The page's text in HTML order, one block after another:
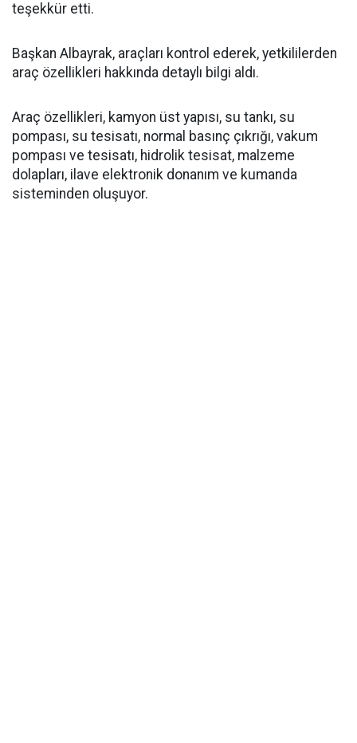
teşekkür etti.
Başkan Albayrak, araçları kontrol ederek, yetkililerden
araç özellikleri hakkında detaylı bilgi aldı.
Araç özellikleri, kamyon üst yapısı, su tankı, su
pompası, su tesisatı, normal basınç çıkrığı, vakum
pompası ve tesisatı, hidrolik tesisat, malzeme
dolapları, ilave elektronik donanım ve kumanda
sisteminden oluşuyor.